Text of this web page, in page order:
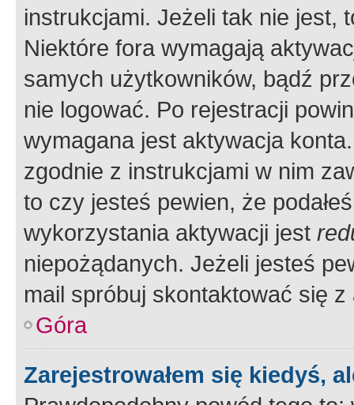
instrukcjami. Jeżeli tak nie jest,
Niektóre fora wymagają
samych użytkowników, bądź
nie logować. Po rejestracji
wymagana jest aktywacja
zgodnie z instrukcjami w nim
to czy jesteś pewien, że
wykorzystania aktywacji jest
niepożądanych. Jeżeli jesteś
mail spróbuj skontaktować się
Góra
Zarejestrowałem się kiedyś,